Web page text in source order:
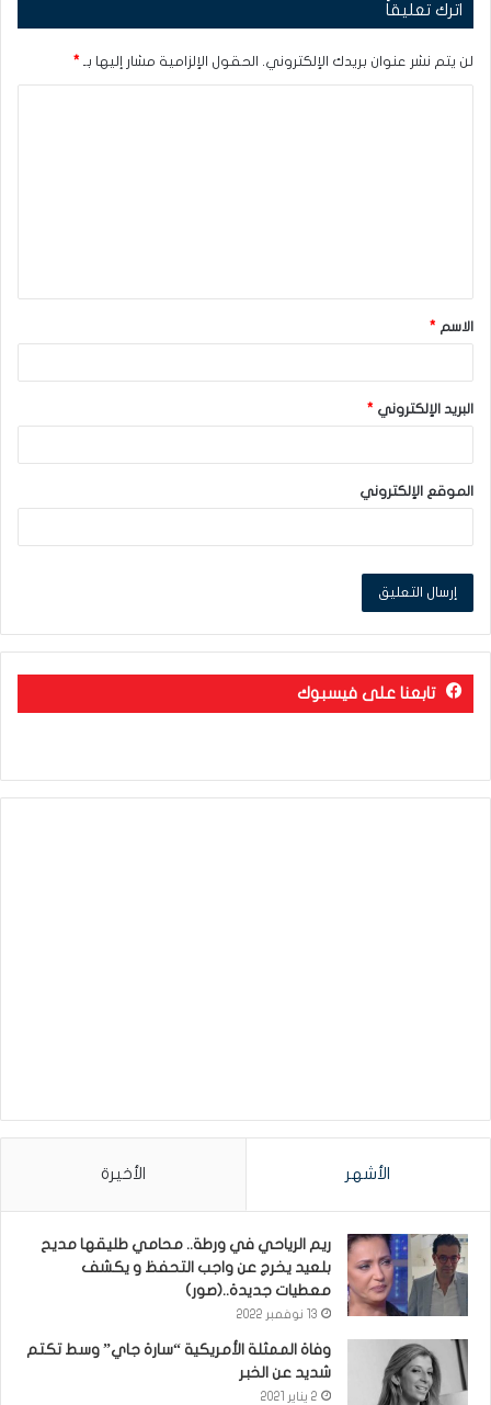
اترك تعليقاً
لن يتم نشر عنوان بريدك الإلكتروني. الحقول الإلزامية مشار إليها بـ *
ق
*الاسم *
البريد الإلكتروني *
الموقع الإلكتروني
تابعنا على فيسبوك
الأشهر الأخيرة
ريم الرياحي في ورطة.. محامي طليقها مديح
بلعيد يخرج عن واجب التحفظ و يكشف
معطيات جديدة..(صور)
13 نوفمبر 2022
وفاة الممثلة الأمريكية “سارة جاي” وسط تكتم
شديد عن الخبر
2 يناير 2021